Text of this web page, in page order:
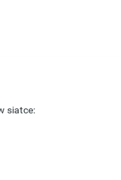
siatce: